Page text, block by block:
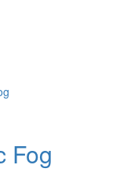
Fog